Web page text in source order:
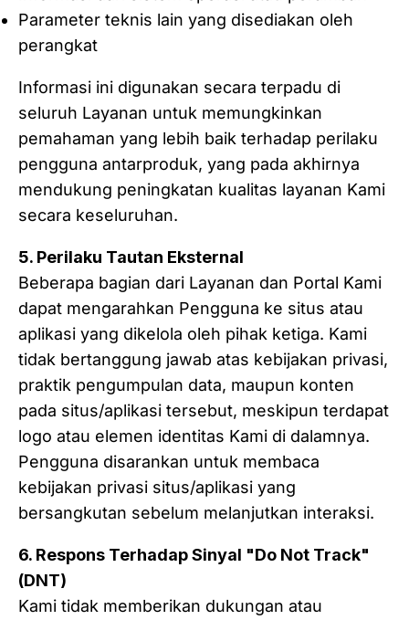
Parameter teknis lain yang disediakan oleh
perangkat
Informasi ini digunakan secara terpadu di
seluruh Layanan untuk memungkinkan
pemahaman yang lebih baik terhadap perilaku
pengguna antarproduk, yang pada akhirnya
mendukung peningkatan kualitas layanan Kami
secara keseluruhan.
5. Perilaku Tautan Eksternal
Beberapa bagian dari Layanan dan Portal Kami
dapat mengarahkan Pengguna ke situs atau
aplikasi yang dikelola oleh pihak ketiga. Kami
tidak bertanggung jawab atas kebijakan privasi,
praktik pengumpulan data, maupun konten
pada situs/aplikasi tersebut, meskipun terdapat
logo atau elemen identitas Kami di dalamnya.
Pengguna disarankan untuk membaca
kebijakan privasi situs/aplikasi yang
bersangkutan sebelum melanjutkan interaksi.
6. Respons Terhadap Sinyal "Do Not Track"
(DNT)
Kami tidak memberikan dukungan atau